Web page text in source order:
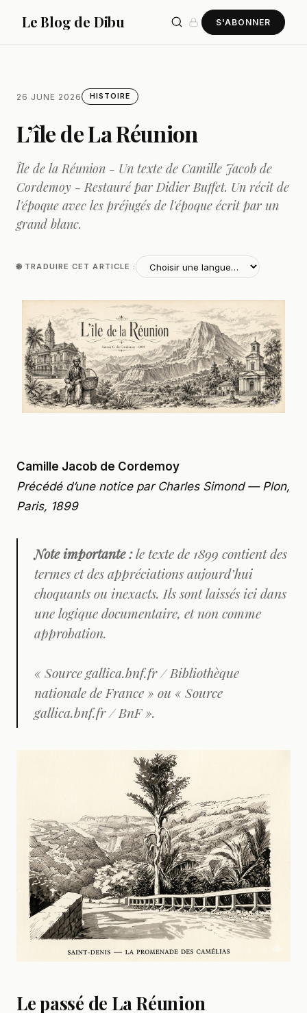
Le Blog de Dibu S'ABONNER
26 JUNE 2026 HISTOIRE
L’île de La Réunion
Île de la Réunion - Un texte de Camille Jacob de
Cordemoy - Restauré par Didier Buffet. Un récit de
l'époque avec les préjugés de l'époque écrit par un
grand blanc.
🌐 TRADUIRE CET ARTICLE :
Camille Jacob de Cordemoy
Précédé d’une notice par Charles Simond — Plon,
Paris, 1899
Note importante :le texte de 1899 contient des
termes et des appréciations aujourd’hui
choquants ou inexacts. Ils sont laissés ici dans
une logique documentaire, et non comme
approbation.
« Source gallica.bnf.fr / Bibliothèque
nationale de France » ou « Source
gallica.bnf.fr / BnF ».
Le passé de La Réunion